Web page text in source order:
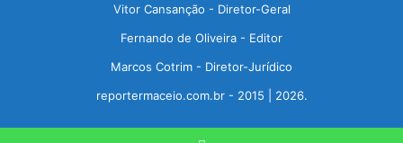
Vitor Cansanção - Diretor-Geral
Fernando de Oliveira - Editor
Marcos Cotrim - Diretor-Jurídico
reportermaceio.com.br - 2015 | 2026.